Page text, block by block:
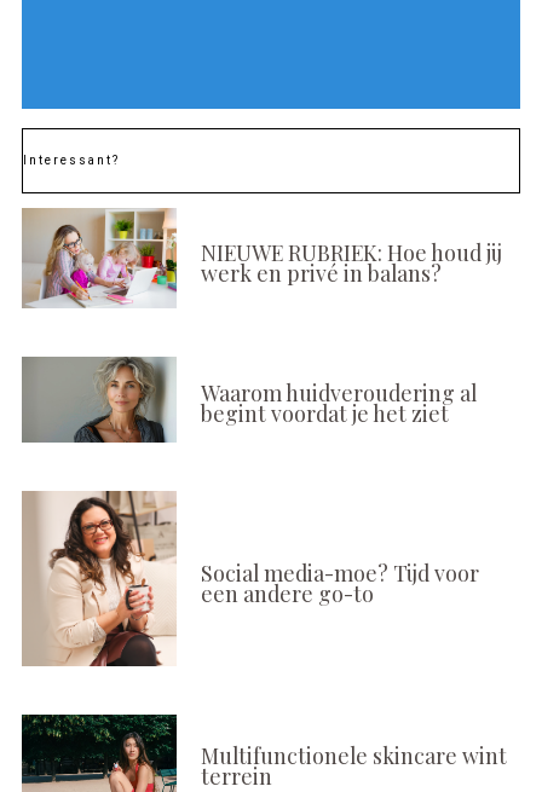
Interessant?
NIEUWE RUBRIEK: Hoe houd jij
werk en privé in balans?
Waarom huidveroudering al
begint voordat je het ziet
Social media-moe? Tijd voor
een andere go-to
Multifunctionele skincare wint
terrein